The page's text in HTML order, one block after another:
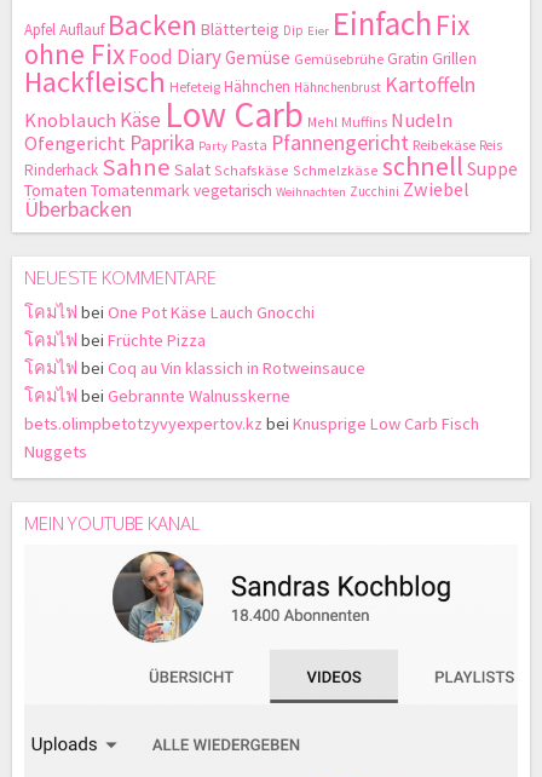
ApfelAuflauf Backen Blätterteig Dip Eier Einfach Fix
ohne FixFood DiaryGemüse Gemüsebrühe Gratin Grillen
Hackfleisch Hefeteig Hähnchen Hähnchenbrust Kartoffeln
Knoblauch Käse Low Carb Mehl Muffins Nudeln
Ofengericht Paprika Party Pasta Pfannengericht Reibekäse Reis
Rinderhack Sahne Salat Schafskäse Schmelzkäse schnell Suppe
Tomaten Tomatenmarkvegetarisch Weihnachten Zucchini Zwiebel
Überbacken
NEUESTE KOMMENTARE
โคมไฟ bei One Pot Käse Lauch Gnocchi
โคมไฟ bei Früchte Pizza
โคมไฟ bei Coq au Vin klassich in Rotweinsauce
โคมไฟ bei Gebrannte Walnusskerne
bets.olimpbetotzyvyexpertov.kz bei Knusprige Low Carb Fisch
Nuggets
MEIN YOUTUBE KANAL